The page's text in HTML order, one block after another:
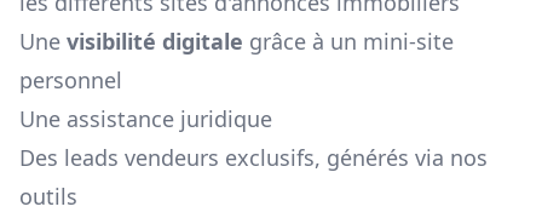
Une visibilité digitale grâce à un mini-site
personnel
Une assistance juridique
Des leads vendeurs exclusifs, générés via nos
outils